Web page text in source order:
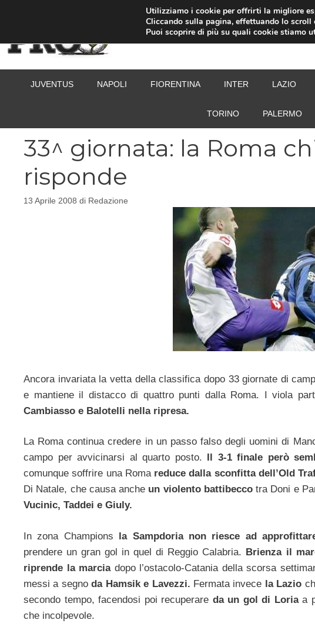
JUVENTUS NAPOLI FIORENTINA INTER LAZIO
TORINO PALERMO
33^ giornata: la Roma
risponde
13 Aprile 2008 di Redazione
Ancora invariata la vetta della classifica dopo 33 giornate di
e mantiene il distacco di quattro punti dalla Roma. I viola
Cambiasso e Balotelli nella ripresa.
La Roma continua credere in un passo falso degli uomini di
campo per avvicinarsi al quarto posto.
Il 3-1 finale però
comunque soffrire una Roma reduce dalla sconfitta dell’Old
Di Natale, che causa anche un violento battibecco tra Doni e
Vucinic, Taddei e Giuly.
In zona Champions la Sampdoria non riesce ad
prendere un gran gol in quel di Reggio Calabria. Brienza il
riprende la marcia dopo l’ostacolo-Catania della scorsa
messi a segnoda Hamsik e Lavezzi. Fermata invece la Lazio
secondo tempo, facendosi poi recuperare da un gol di Loria a
che incolpevole.
Utilizziamo i cookie per offrirti la migliore
Cliccando sulla pagina, effettuando lo
Puoi scoprire di più su quali cookie stiamo